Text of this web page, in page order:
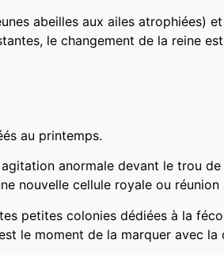
abeilles aux ailes atrophiées)
le changement de la reine
au printemps.
anormale devant le trou
nouvelle cellule royale ou
petites colonies dédiées à la
le moment de la marquer avec la